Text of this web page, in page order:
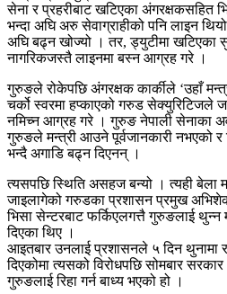
सेना र प्रहरीबाट खटिएका अंगरक्षकसहित
भन्दा अघि अरु सेवाग्राहीको पनि लाइन
अघि बढ्न खोज्यो । तर, ड्युटीमा खटिएका
नागरिकजस्तै लाइनमा बस्न आग्रह गरे ।
गुरुङले रोकेपछि अंगरक्षक कार्कीले ‘उहाँ
चर्को स्वरमा हप्काएको गरुड
नमिच्न आग्रह गरे । गुरुङ नेपाली सेनाका
गुरुङले मन्त्री आउने पूर्वजानकारी नभएको र
भन्दै अगाडि बढ्न दिएनन् ।
त्यसपछि स्थिति असहज बन्यो । त्यही बेला
जाइलागेको गरुडका प्रशासन प्रमुख
भिसा सेन्टरबाट फर्किएलगत्तै गुरुङलाई थुन्न
दिएका थिए ।
आइतबार उनलाई प्रशासनले ५ दिन थुनामा
दिएकोमा त्यसको विरोधपछि सोमबार
गुरुङलाई रिहा गर्न बाध्य भएको हो ।